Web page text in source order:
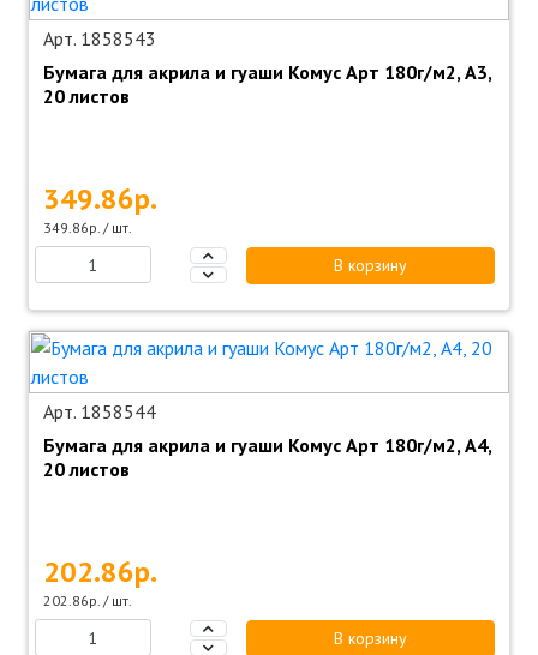
Арт. 1858543
Бумага для акрила и гуаши Комус Арт 180г/м2, А3,
20 листов
349.86р.
349.86р. / шт.
В корзину
Арт. 1858544
Бумага для акрила и гуаши Комус Арт 180г/м2, А4,
20 листов
202.86р.
202.86р. / шт.
В корзину